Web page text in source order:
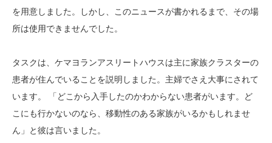
を用意しました。しかし、このニュースが書かれるまで、その場
所は使用できませんでした。
タスクは、ケマヨランアスリートハウスは主に家族クラスターの
患者が住んでいることを説明しました。主婦でさえ大事にされて
います。 「どこから入手したのかわからない患者がいます。ど
こにも行かないのなら、移動性のある家族がいるかもしれませ
ん」と彼は言いました。